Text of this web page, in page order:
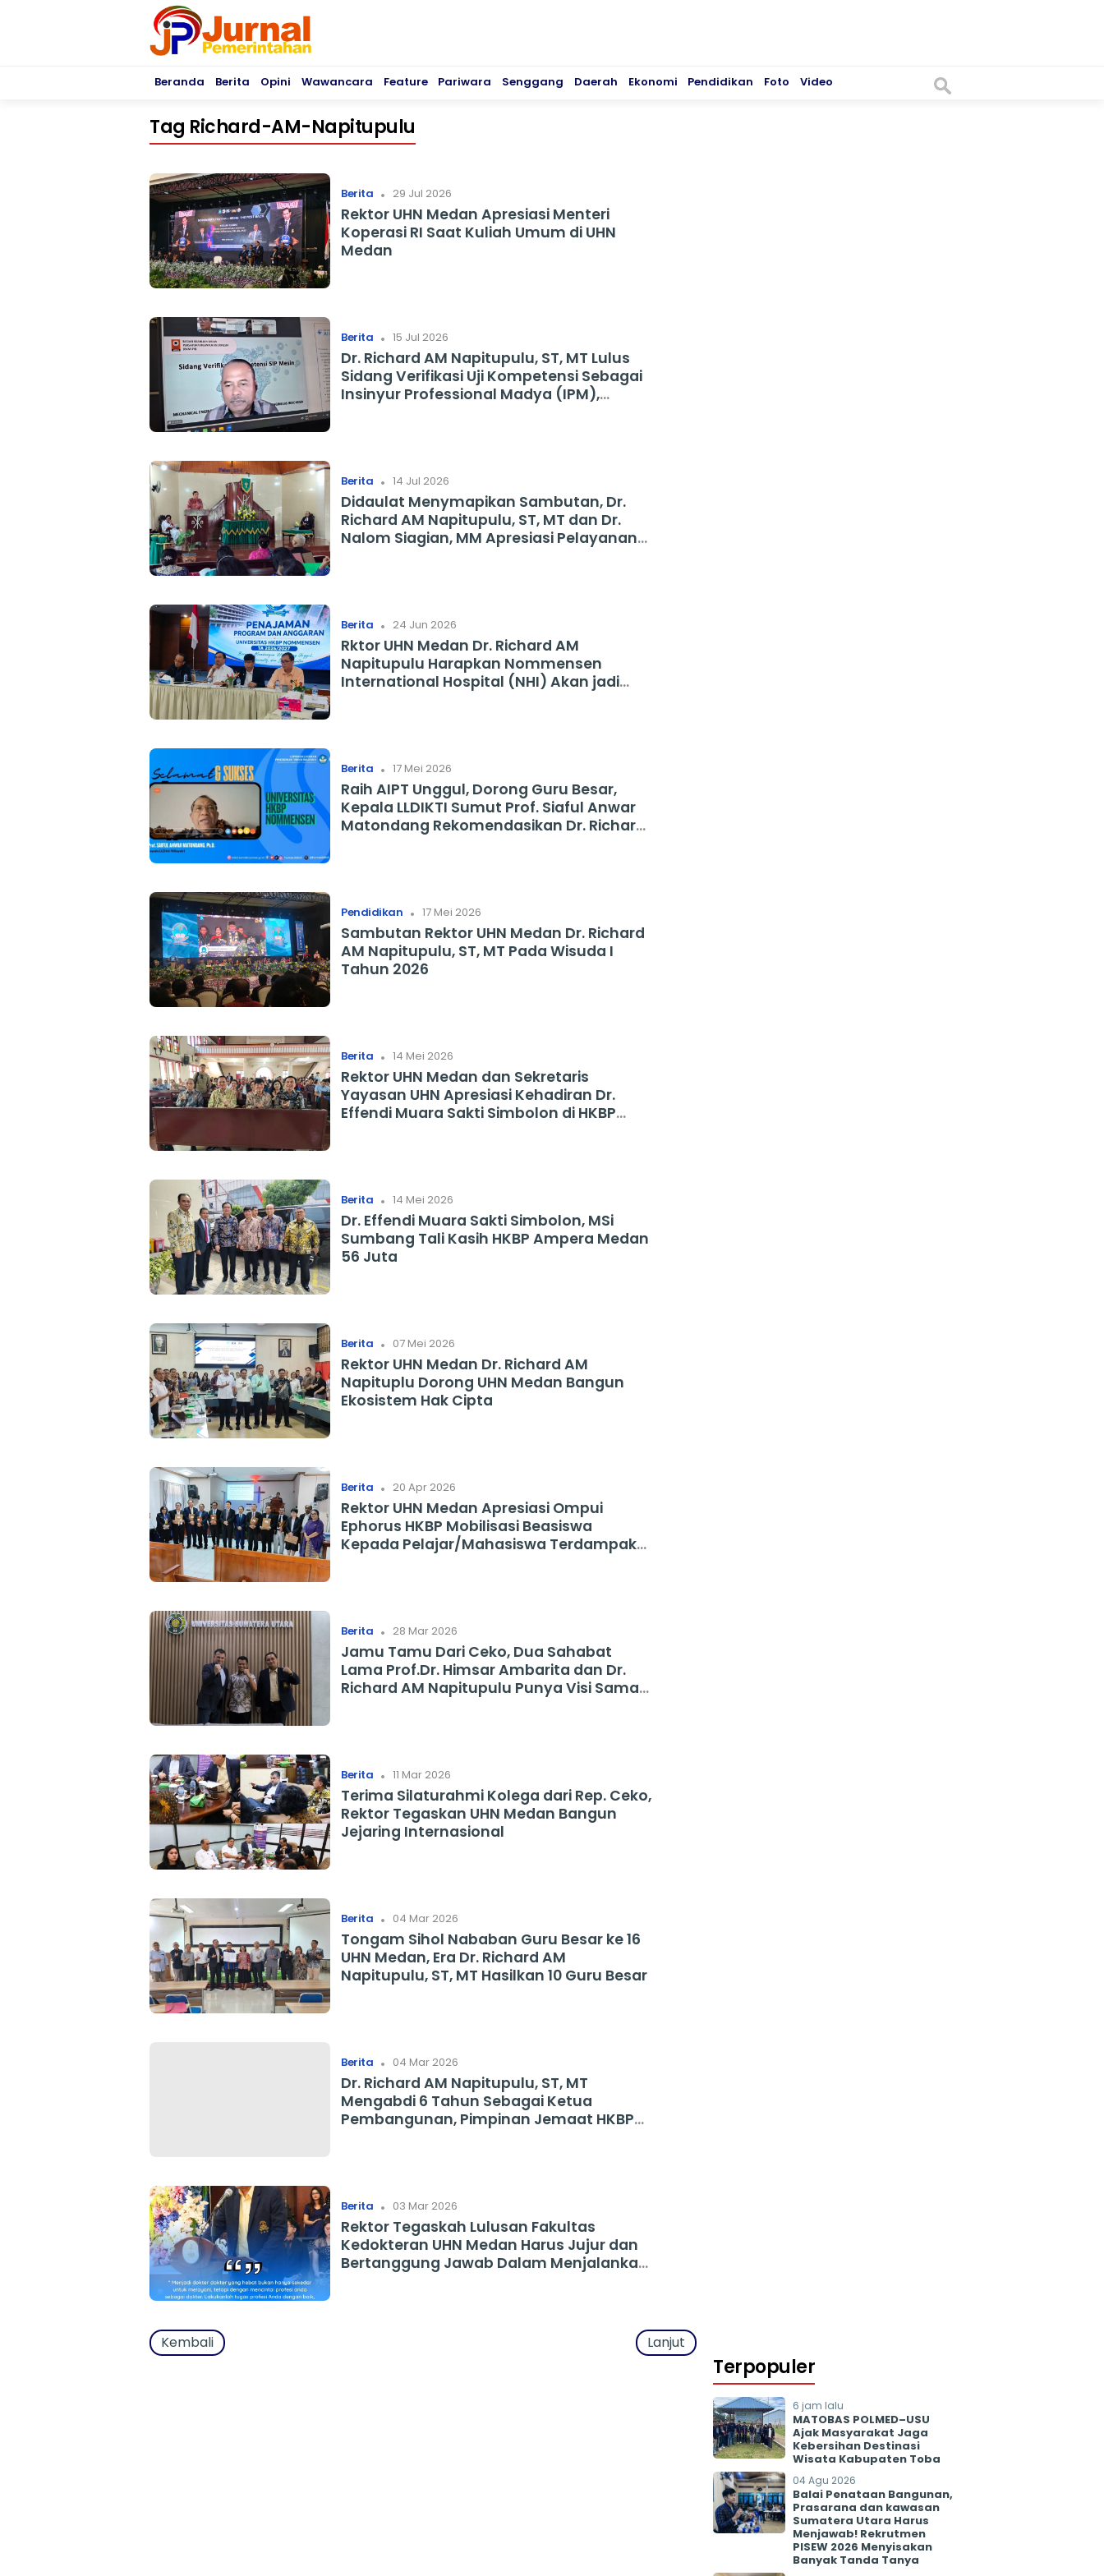
Beranda Berita Opini Wawancara Feature Pariwara Senggang Daerah Ekonomi Pendidikan Foto Video
Tag Richard-AM-Napitupulu
Berita . 29 Jul 2026
Rektor UHN Medan Apresiasi Menteri
Koperasi RI Saat Kuliah Umum di UHN
Medan
Berita . 15 Jul 2026
Dr. Richard AM Napitupulu, ST, MT Lulus
Sidang Verifikasi Uji Kompetensi Sebagai
Insinyur Professional Madya (IPM),
Berita . 14 Jul 2026
Didaulat Menymapikan Sambutan, Dr.
Richard AM Napitupulu, ST, MT dan Dr.
Nalom Siagian, MM Apresiasi Pelayanan
Berita . 24 Jun 2026
Rktor UHN Medan Dr. Richard AM
Napitupulu Harapkan Nommensen
International Hospital (NHI) Akan jadi
Berita . 17 Mei 2026
Raih AIPT Unggul, Dorong Guru Besar,
Kepala LLDIKTI Sumut Prof. Siaful Anwar
Matondang Rekomendasikan Dr. Richard
Pendidikan . 17 Mei 2026
Sambutan Rektor UHN Medan Dr. Richard
AM Napitupulu, ST, MT Pada Wisuda I
Tahun 2026
Berita . 14 Mei 2026
Rektor UHN Medan dan Sekretaris
Yayasan UHN Apresiasi Kehadiran Dr.
Effendi Muara Sakti Simbolon di HKBP
Berita . 14 Mei 2026
Dr. Effendi Muara Sakti Simbolon, MSi
Sumbang Tali Kasih HKBP Ampera Medan
56 Juta
Berita . 07 Mei 2026
Rektor UHN Medan Dr. Richard AM
Napituplu Dorong UHN Medan Bangun
Ekosistem Hak Cipta
Berita . 20 Apr 2026
Rektor UHN Medan Apresiasi Ompui
Ephorus HKBP Mobilisasi Beasiswa
Kepada Pelajar/Mahasiswa Terdampak
Berita . 28 Mar 2026
Jamu Tamu Dari Ceko, Dua Sahabat
Lama Prof.Dr. Himsar Ambarita dan Dr.
Richard AM Napitupulu Punya Visi Sama
Berita . 11 Mar 2026
Terima Silaturahmi Kolega dari Rep. Ceko,
Rektor Tegaskan UHN Medan Bangun
Jejaring Internasional
Berita . 04 Mar 2026
Tongam Sihol Nababan Guru Besar ke 16
UHN Medan, Era Dr. Richard AM
Napitupulu, ST, MT Hasilkan 10 Guru Besar
Berita . 04 Mar 2026
Dr. Richard AM Napitupulu, ST, MT
Mengabdi 6 Tahun Sebagai Ketua
Pembangunan, Pimpinan Jemaat HKBP
Berita . 03 Mar 2026
Rektor Tegaskah Lulusan Fakultas
Kedokteran UHN Medan Harus Jujur dan
Bertanggung Jawab Dalam Menjalankan
Kembali Lanjut
Terpopuler
6 jam lalu
MATOBAS POLMED–USU
Ajak Masyarakat Jaga
Kebersihan Destinasi
Wisata Kabupaten Toba
04 Agu 2026
Balai Penataan Bangunan,
Prasarana dan kawasan
Sumatera Utara Harus
Menjawab! Rekrutmen
PISEW 2026 Menyisakan
Banyak Tanda Tanya